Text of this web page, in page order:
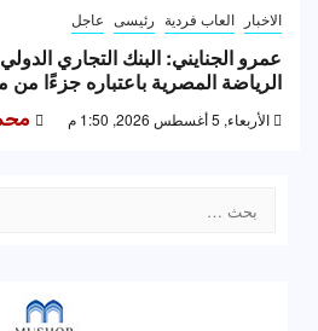
الاخبار العاب فردية رئيسى عاجل
عمرو الجنايني: البنك التجاري
الرياضة المصرية باعتباره جزءًا من
الأربعاء, 5 أغسطس 2026, 1:50 م
عن: